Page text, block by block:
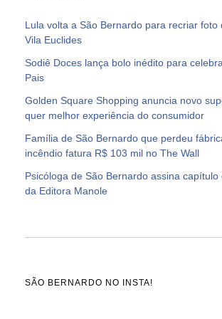
Lula volta a São Bernardo para recriar foto
Vila Euclides
Sodiê Doces lança bolo inédito para
Pais
Golden Square Shopping anuncia novo
quer melhor experiência do consumidor
Família de São Bernardo que perdeu
incêndio fatura R$ 103 mil no The Wall
Psicóloga de São Bernardo assina capítulo
da Editora Manole
SÃO BERNARDO NO INSTA!